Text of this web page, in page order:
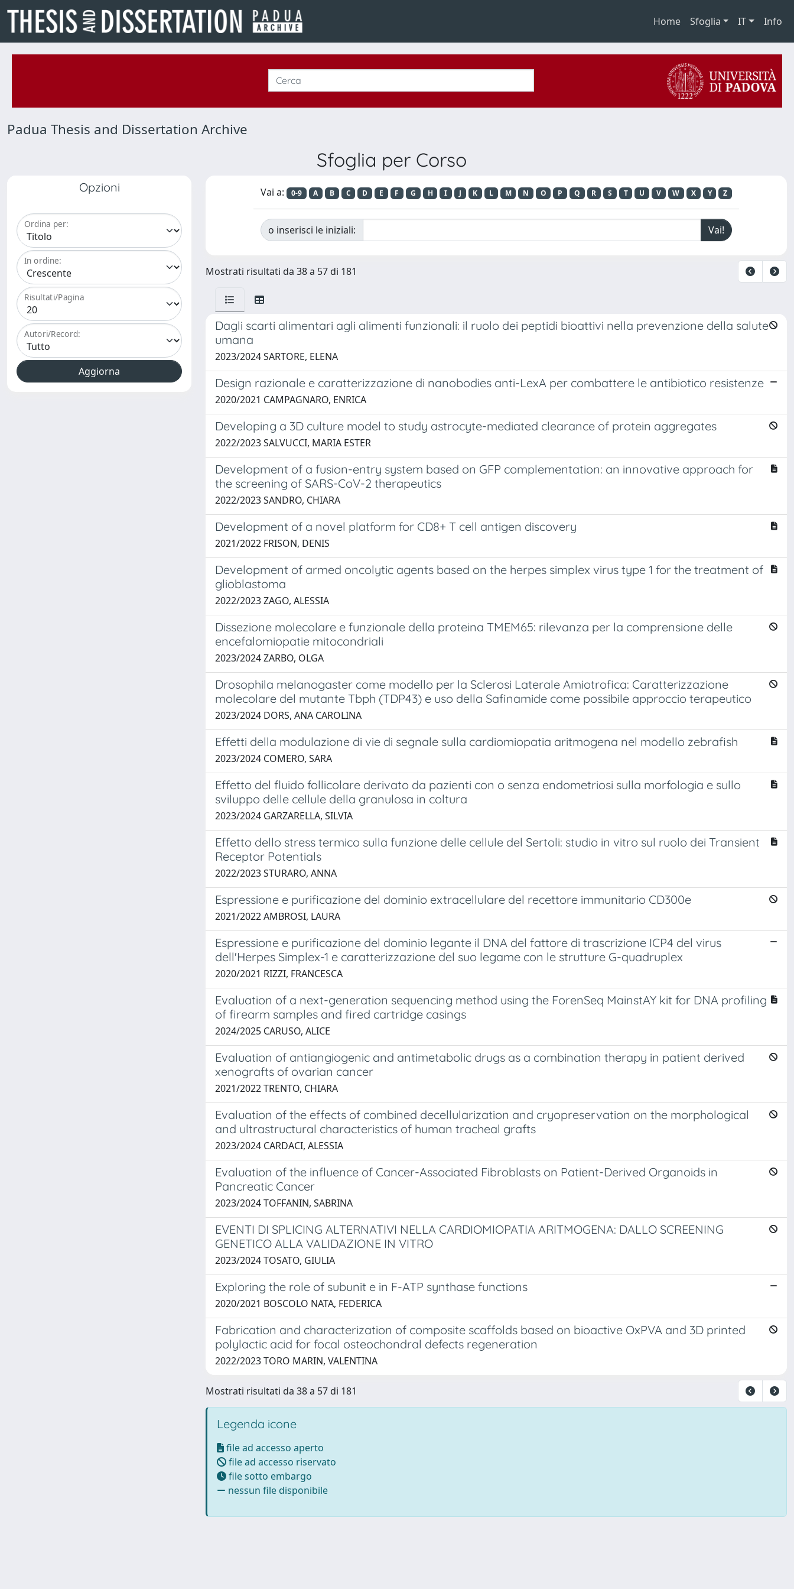
Home Sfoglia IT Info
Padua Thesis and Dissertation Archive
Sfoglia per Corso
Opzioni
Ordina per:
In ordine:
Risultati/Pagina
Autori/Record:
Vai a: 0-9 A B C D E F G H I J K L M N O P Q R S T U V W X Y Z
o inserisci le iniziali:
Mostrati risultati da 38 a 57 di 181
Dagli scarti alimentari agli alimenti funzionali: il ruolo dei peptidi bioattivi nella prevenzione della salute
umana
2023/2024 SARTORE, ELENA
Design razionale e caratterizzazione di nanobodies anti-LexA per combattere le antibiotico resistenze
2020/2021 CAMPAGNARO, ENRICA
Developing a 3D culture model to study astrocyte-mediated clearance of protein aggregates
2022/2023 SALVUCCI, MARIA ESTER
Development of a fusion-entry system based on GFP complementation: an innovative approach for
the screening of SARS-CoV-2 therapeutics
2022/2023 SANDRO, CHIARA
Development of a novel platform for CD8+ T cell antigen discovery
2021/2022 FRISON, DENIS
Development of armed oncolytic agents based on the herpes simplex virus type 1 for the treatment of
glioblastoma
2022/2023 ZAGO, ALESSIA
Dissezione molecolare e funzionale della proteina TMEM65: rilevanza per la comprensione delle
encefalomiopatie mitocondriali
2023/2024 ZARBO, OLGA
Drosophila melanogaster come modello per la Sclerosi Laterale Amiotrofica: Caratterizzazione
molecolare del mutante Tbph (TDP43) e uso della Safinamide come possibile approccio terapeutico
2023/2024 DORS, ANA CAROLINA
Effetti della modulazione di vie di segnale sulla cardiomiopatia aritmogena nel modello zebrafish
2023/2024 COMERO, SARA
Effetto del fluido follicolare derivato da pazienti con o senza endometriosi sulla morfologia e sullo
sviluppo delle cellule della granulosa in coltura
2023/2024 GARZARELLA, SILVIA
Effetto dello stress termico sulla funzione delle cellule del Sertoli: studio in vitro sul ruolo dei Transient
Receptor Potentials
2022/2023 STURARO, ANNA
Espressione e purificazione del dominio extracellulare del recettore immunitario CD300e
2021/2022 AMBROSI, LAURA
Espressione e purificazione del dominio legante il DNA del fattore di trascrizione ICP4 del virus
dell'Herpes Simplex-1 e caratterizzazione del suo legame con le strutture G-quadruplex
2020/2021 RIZZI, FRANCESCA
Evaluation of a next-generation sequencing method using the ForenSeq MainstAY kit for DNA profiling
of firearm samples and fired cartridge casings
2024/2025 CARUSO, ALICE
Evaluation of antiangiogenic and antimetabolic drugs as a combination therapy in patient derived
xenografts of ovarian cancer
2021/2022 TRENTO, CHIARA
Evaluation of the effects of combined decellularization and cryopreservation on the morphological
and ultrastructural characteristics of human tracheal grafts
2023/2024 CARDACI, ALESSIA
Evaluation of the influence of Cancer-Associated Fibroblasts on Patient-Derived Organoids in
Pancreatic Cancer
2023/2024 TOFFANIN, SABRINA
EVENTI DI SPLICING ALTERNATIVI NELLA CARDIOMIOPATIA ARITMOGENA: DALLO SCREENING
GENETICO ALLA VALIDAZIONE IN VITRO
2023/2024 TOSATO, GIULIA
Exploring the role of subunit e in F-ATP synthase functions
2020/2021 BOSCOLO NATA, FEDERICA
Fabrication and characterization of composite scaffolds based on bioactive OxPVA and 3D printed
polylactic acid for focal osteochondral defects regeneration
2022/2023 TORO MARIN, VALENTINA
Mostrati risultati da 38 a 57 di 181
Legenda icone
file ad accesso aperto
file ad accesso riservato
file sotto embargo
nessun file disponibile